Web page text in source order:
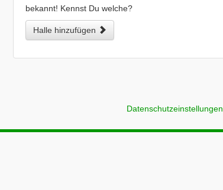
bekannt! Kennst Du welche?
Halle hinzufügen
Datenschutzeinstellungen